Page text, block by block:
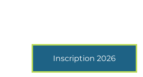
Inscription 2026